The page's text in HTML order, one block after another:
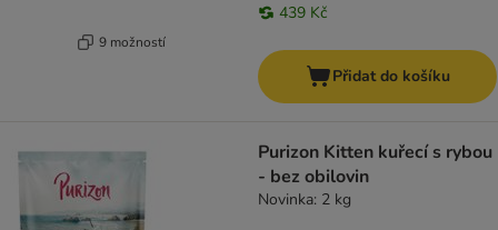
9 možností
439 Kč
Přidat do košíku
Purizon Kitten kuřecí s rybou
- bez obilovin
Novinka: 2 kg